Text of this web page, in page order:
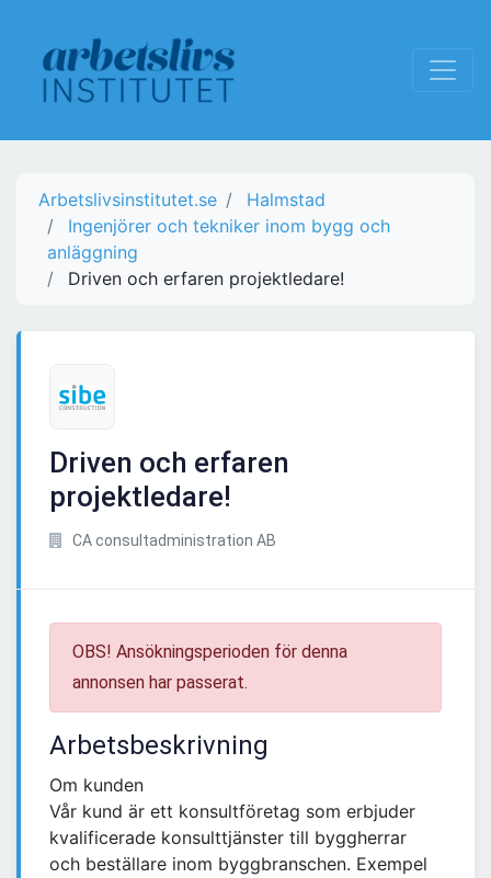
Arbetslivsinstitutet.se
Halmstad
Ingenjörer och tekniker inom bygg och
anläggning
Driven och erfaren projektledare!
Driven och erfaren
projektledare!
CA consultadministration AB
OBS! Ansökningsperioden för denna
annonsen har passerat.
Arbetsbeskrivning
Om kunden
Vår kund är ett konsultföretag som erbjuder
kvalificerade konsulttjänster till byggherrar
och beställare inom byggbranschen. Exempel